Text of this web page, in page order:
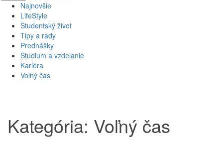
Najnovšie
LifeStyle
Študentský život
Tipy a rady
Prednášky
Štúdium a vzdelanie
Kariéra
Voľný čas
Kategória: Voľný čas